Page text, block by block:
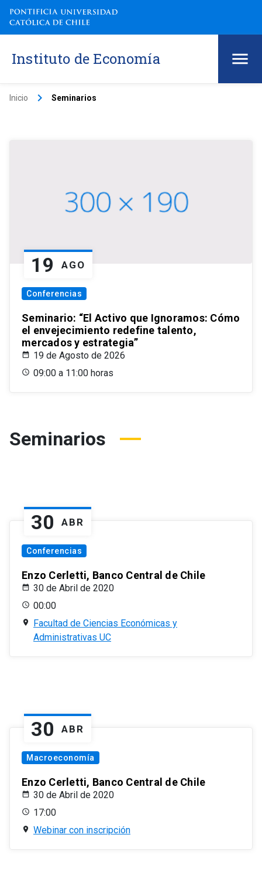
Instituto de Economía
Inicio keyboard_arrow_right Seminarios
19 AGO
Conferencias
Seminario: “El Activo que Ignoramos: Cómo
el envejecimiento redefine talento,
mercados y estrategia”
19 de Agosto de 2026
09:00 a 11:00 horas
Seminarios
30 ABR
Conferencias
Enzo Cerletti, Banco Central de Chile
30 de Abril de 2020
00:00
Facultad de Ciencias Económicas y
Administrativas UC
30 ABR
Macroeconomía
Enzo Cerletti, Banco Central de Chile
30 de Abril de 2020
17:00
Webinar con inscripción